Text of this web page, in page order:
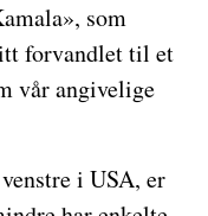
som
forvandlet til et
vår angivelige
i USA, er